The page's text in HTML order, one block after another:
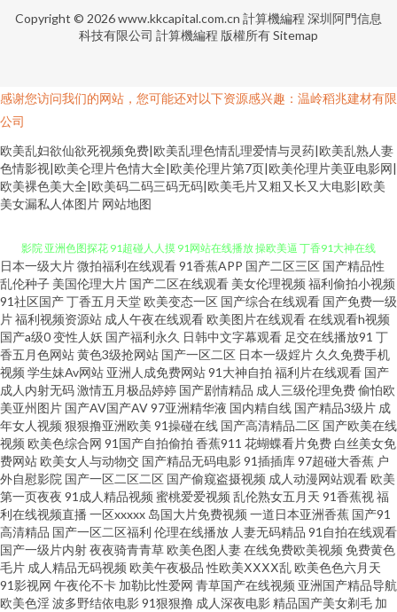
Copyright © 2026www.kkcapital.com.cn 計算機編程 深圳阿門信息
科技有限公司 計算機編程 版權所有Sitemap
感谢您访问我们的网站，您可能还对以下资源感兴趣：温岭稻兆建材有限
公司
欧美乱妇欲仙欲死视频免费|欧美乱理色情乱理爱情与灵药|欧美乱熟人妻
色情影视|欧美仑理片色情大全|欧美伦理片第7页|欧美伦理片美亚电影网|
欧美裸色美大全|欧美码二码三码无码|欧美毛片又粗又长又大电影|欧美
美女漏私人体图片 网站地图
狼人综合va av撸撸com 欧美孕妇群交 色资源网 婷婷社区老牛 五月丁香福利
影院 亚洲色图探花 91超碰人人摸 91网站在线播放 操欧美逼 丁香91大神在线
久久国产草 人人爱爱人人 五月天情趣网 91tv短视频 AV网址在线 超碰人人操
人人 韩国理论av电影 免费拳交群交 欧美成人精品 日韩高清亚洲天堂 福利av
小导航 老熟女精品视频1 青青草草视频 三级片网站导航 伪娘自慰视频 超碰爱
福利 狼友视频aa 欧美aaa视频 91大赛福利视频 国产精品啪啪啪 www99热官
网 日本熟妇色视频 97超碰人人艹 久久艹视频 欧美精品系列 草莓伊人成人网
激情瑟瑟 久久性爱一区二区 日本瑟天堂 午夜寂寞伦理 69成人视频 爱豆传媒
日本一级大片微拍福利在线观看91香蕉APP 国产二区三区 国产精品性
乱伦种子 美国伦理大片 国产二区在线观看 美女伦理视频 福利偷拍小视频
91社区国产丁香五月天堂 欧美变态一区 国产综合在线观看 国产免费一级
片福利视频资源站 成人午夜在线观看 欧美图片在线观看在线观看h视频
国产a级0变性人妖 国产福利永久 日韩中文字幕观看 足交在线播放91 丁
香五月色网站黄色3级抢网站 国产一区二区 日本一级婬片 久久免费手机
视频 学生妹Av网站 亚洲人成免费网站91大神自拍 福利片在线观看 国产
成人内射无码激情五月极品婷婷 国产剧情精品 成人三级伦理免费偷怕欧
美亚州图片 国产AV国产AV97亚洲精华液 国内精自线 国产精品3级片 成
年女人视频 狠狠撸亚洲欧美 91操碰在线 国产高清精品二区 国产欧美在线
视频 欧美色综合网 91国产自拍偷拍 香蕉911 花蝴蝶看片免费 白丝美女免
费网站 欧美女人与动物交 国产精品无码电影91插插库97超碰大香蕉 户
外自慰影院 国产一区二区二区 国产偷窥盗摄视频 成人动漫网站观看 欧美
第一页夜夜 91成人精品视频 蜜桃爱爱视频 乱伦熟女五月天 91香蕉视福
利在线视频直播 一区xxxxx 岛国大片免费视频 一道日本亚洲香蕉 国产91
高清精品 国产一区二区福利 伦理在线播放 人妻无码精品 91自拍在线观看
国产一级片内射夜夜骑青青草 欧美色图人妻在线免费欧美视频 免费黄色
毛片 成人精品无码视频 欧美午夜极品 性欧美ⅩⅩⅩⅩ乱 欧美色色六月天
91影视网 午夜伦不卡 加勒比性爱网 青草国产在线视频 亚洲国产精品导航
欧美色淫波多野结依电影91狠狠撸 成人深夜电影精品国产美女剃毛 加